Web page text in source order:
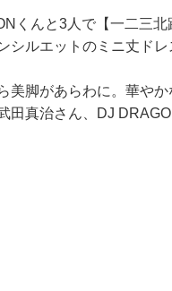
くんと3人で【一二三
ルエットのミニ丈ドレ
美脚があらわに。華や
田真治さん、DJ